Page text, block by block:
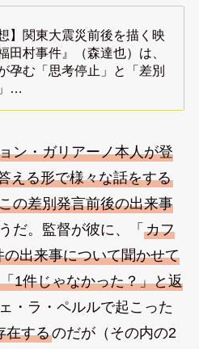
想】関東大震災前後を描く映
田村事件』（森達也）は、
孕む「思考停止」と「差別
…
ン・ガリアーノ本人が登
える形で様々な話をする
の差別発言前後の出来事
だ。監督が彼に、「 カフ
出来事について聞かせて
「1件じゃなかった？」と返
・ラ・ペルルで起こった
在するのだが（その内の2